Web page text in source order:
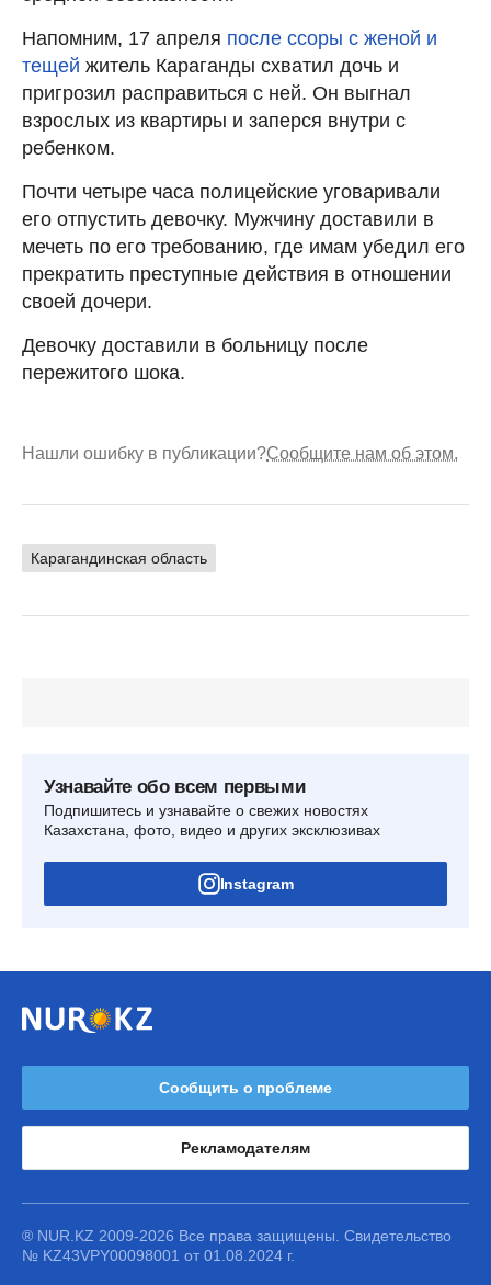
Напомним, 17 апреля после ссоры с женой и
тещей житель Караганды схватил дочь и
пригрозил расправиться с ней. Он выгнал
взрослых из квартиры и заперся внутри с
ребенком.
Почти четыре часа полицейские уговаривали
его отпустить девочку. Мужчину доставили в
мечеть по его требованию, где имам убедил его
прекратить преступные действия в отношении
своей дочери.
Девочку доставили в больницу после
пережитого шока.
Нашли ошибку в публикации?Сообщите нам об этом.
Карагандинская область
Узнавайте обо всем первыми
Подпишитесь и узнавайте о свежих новостях
Казахстана, фото, видео и других эксклюзивах
Instagram
Сообщить о проблеме
Рекламодателям
® NUR.KZ 2009-2026 Все права защищены. Свидетельство
№ KZ43VPY00098001 от 01.08.2024 г.